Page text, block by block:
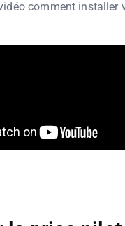
comment installer